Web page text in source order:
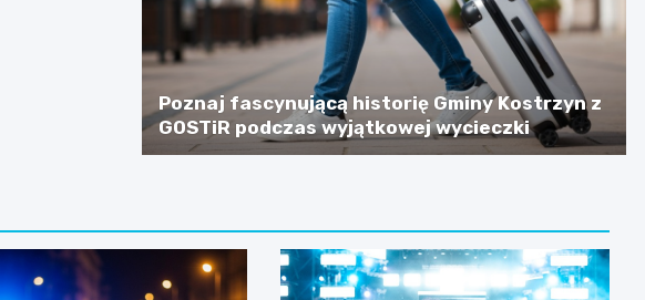
Poznaj fascynującą historię Gminy Kostrzyn z
GOSTiR podczas wyjątkowej wycieczki